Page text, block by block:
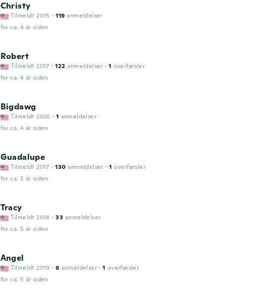
Christy
Tilmeldt 2015 · 119 anmeldelser
for ca. 4 år siden
Robert
Tilmeldt 2017 · 122 anmeldelser · 1 overførsler
for ca. 4 år siden
Bigdawg
Tilmeldt 2020 · 1 anmeldelser
for ca. 4 år siden
Guadalupe
Tilmeldt 2017 · 130 anmeldelser · 1 overførsler
for ca. 5 år siden
Tracy
Tilmeldt 2018 · 33 anmeldelser
for ca. 5 år siden
Angel
Tilmeldt 2019 · 6 anmeldelser · 1 overførsler
for ca. 5 år siden